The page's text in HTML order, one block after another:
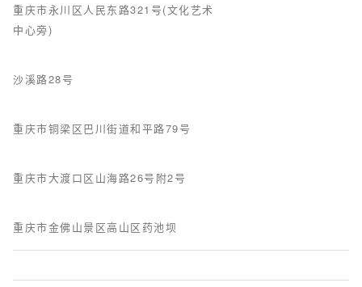
重庆市永川区人民东路321号(文化艺术
中心旁)
沙溪路28号
重庆市铜梁区巴川街道和平路79号
重庆市大渡口区山海路26号附2号
重庆市金佛山景区高山区药池坝